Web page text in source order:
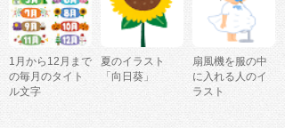
1月から12月まで
の毎月のタイト
ル文字
夏のイラスト
「向日葵」
扇風機を服の中
に入れる人のイ
ラスト